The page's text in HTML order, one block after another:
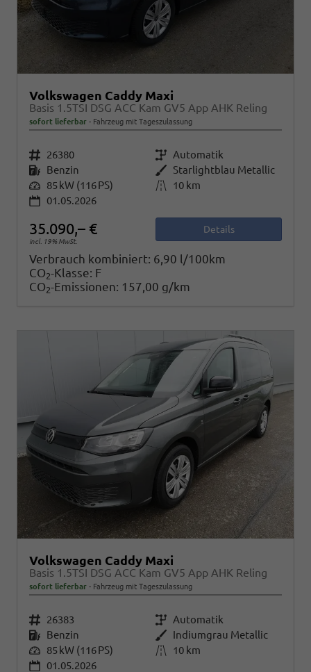
Volkswagen Caddy Maxi
Basis 1.5TSI DSG ACC Kam GV5 App AHK Reling
sofort lieferbar Fahrzeug mit Tageszulassung
Fahrzeugnr. 26380 Getriebe Automatik
Kraftstoff Benzin Außenfarbe Starlightblau Metallic
Leistung 85 kW (116 PS) Kilometerstand
10 km
01.05.2026
35.090,– €
incl. 19% MwSt.
Details
Verbrauch kombiniert: 6,90 l/100km
CO2-Klasse: F
CO2-Emissionen: 157,00 g/km
Volkswagen Caddy Maxi
Basis 1.5TSI DSG ACC Kam GV5 App AHK Reling
sofort lieferbar Fahrzeug mit Tageszulassung
Fahrzeugnr. 26383 Getriebe Automatik
Kraftstoff Benzin Außenfarbe Indiumgrau Metallic
Leistung 85 kW (116 PS) Kilometerstand
10 km
01.05.2026